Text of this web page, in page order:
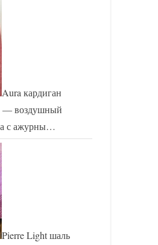
Aura кардиган
— воздушный
с ажурны…
Pierre Light шаль